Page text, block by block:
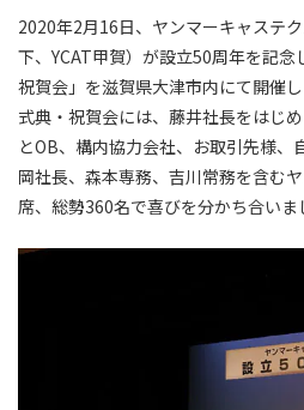
2020年2月16日、ヤンマーキャステ
下、YCAT甲賀）が設立50周年を記念
祝賀会」を滋賀県大津市内にて開催し
式典・祝賀会には、藤井社長をはじ
とOB、構内協力会社、お取引先様、
岡社長、森本専務、吉川常務を含む
席、総勢360名で喜びを分かち合いま